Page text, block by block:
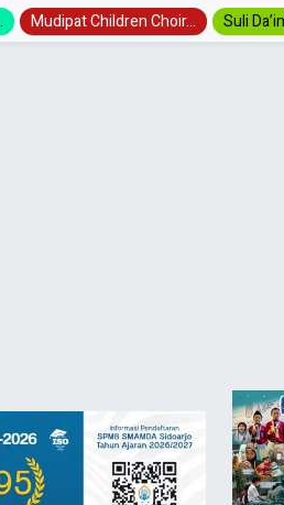
Mudipat Children Choir... Suli